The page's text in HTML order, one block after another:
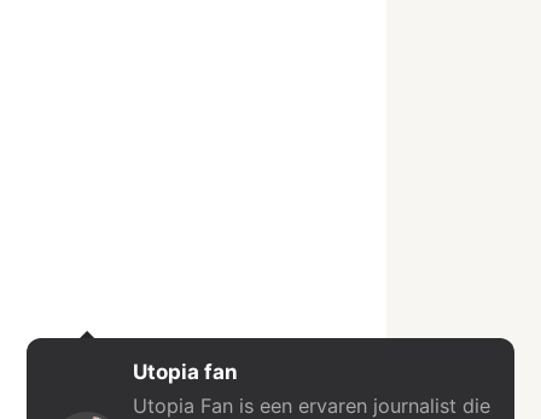
Utopia fan
Utopia Fan is een ervaren journalist die